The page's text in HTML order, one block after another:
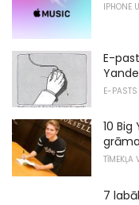
IPHONE
E-
E-
10
TĪMEKĻA
7